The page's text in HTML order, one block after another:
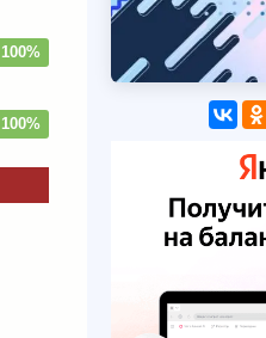
100%
100%